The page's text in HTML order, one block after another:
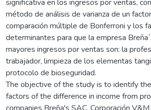
significativa en los ingresos por ventas,
método de análisis de varianza de un
comparación múltiple de Bonferroni y los
determinantes para que la empresa
mayores ingresos por ventas son: la
trabajador, limpieza de los elementas
protocolo de bioseguridad.
The objective of the study is to identify
factors of the difference in income from